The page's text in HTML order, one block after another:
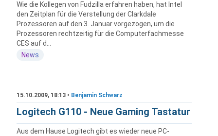
Wie die Kollegen von Fudzilla erfahren haben, hat Intel
den Zeitplan für die Verstellung der Clarkdale
Prozessoren auf den 3. Januar vorgezogen, um die
Prozessoren rechtzeitig für die Computerfachmesse
CES auf d...
News
15.10.2009, 18:13 • Benjamin Schwarz
Logitech G110 - Neue Gaming Tastatur
Aus dem Hause Logitech gibt es wieder neue PC-